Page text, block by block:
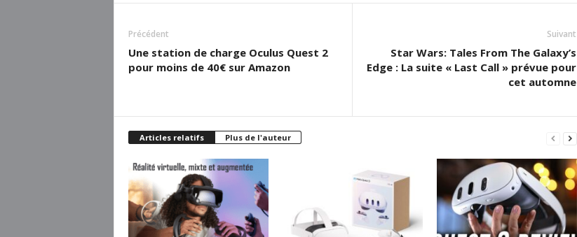
Précédent
Une station de charge Oculus Quest 2
pour moins de 40€ sur Amazon
Suivant
Star Wars: Tales From The Galaxy’s
Edge : La suite « Last Call » prévue pour
cet automne
Articles relatifs Plus de l'auteur